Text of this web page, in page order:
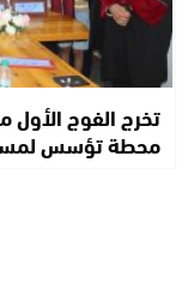
تخرج الفوج الأول
محطة تؤسس